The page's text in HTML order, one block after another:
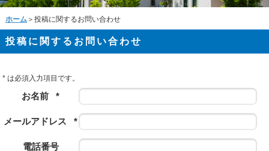
ホーム ＞投稿に関するお問い合わせ
投稿に関するお問い合わせ
* は必須入力項目です。
お名前 *
メールアドレス *
電話番号